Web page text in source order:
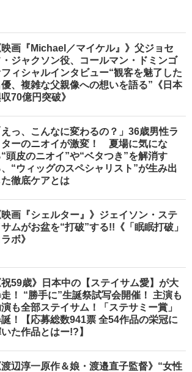
映画『Michael／マイケル』》父ジョセ
・ジャクソン役、コールマン・ドミンゴ
フィシャルインタビュー“観客を魅了した
、複雑な父親像への想いを語る”《日本
70億円突破》
えっ、こんなに変わるの？」36歳男性ラ
ターのニオイが激変！ 夏場に気にな
頭皮のニオイ”や“ベタつき”を解消す
、“ウィッグのスペシャリスト”が生み出
た徹底ケアとは
映画『シェルター』》ジェイソン・ステ
ムがお盆を“打破”する!!《「眠眠打破」
ボ》
祝59歳》日本中の【ステイサム愛】が大
！ “勝手に”生誕祭試写会開催！ 主演も
も全部ステイサム！「ステサミー賞」
！【応募総数941票 全54作品の栄冠に
た作品とはー!?】
渡辺淳一原作＆娘・渡邉直子監督》“女性